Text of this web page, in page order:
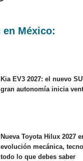
en México:
Kia EV3 2027: el nuevo
gran autonomía inicia
Nueva Toyota Hilux 2027
evolución mecánica,
todo lo que debes saber